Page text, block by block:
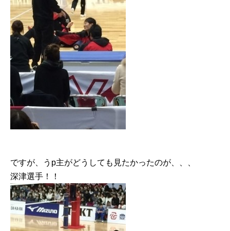
ですが、うp主がどうしても見たかったのが、、、
深津選手︎！！